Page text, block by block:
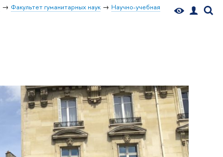
Факультет гуманитарных наук
Научно-учебная